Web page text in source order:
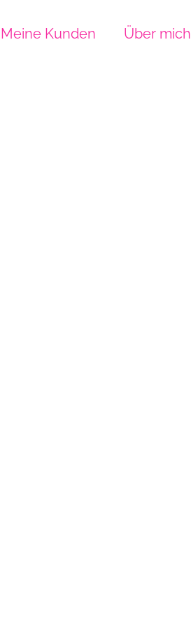
Meine Kunden Über mich